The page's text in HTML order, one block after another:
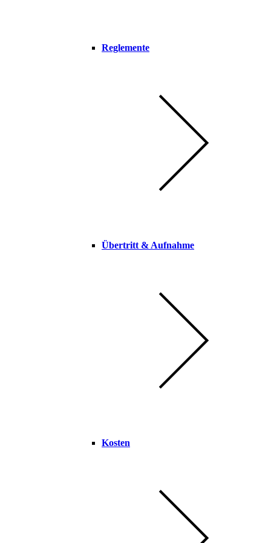
Reglemente
Übertritt & Aufnahme
Kosten